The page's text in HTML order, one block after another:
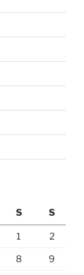
S S
1 2
8 9